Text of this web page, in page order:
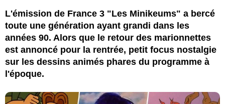
L'émission de France 3 "Les Minikeums" a bercé
toute une génération ayant grandi dans les
années 90. Alors que le retour des marionnettes
est annoncé pour la rentrée, petit focus nostalgie
sur les dessins animés phares du programme à
l'époque.
UPN / France 3 / Nickelodeon